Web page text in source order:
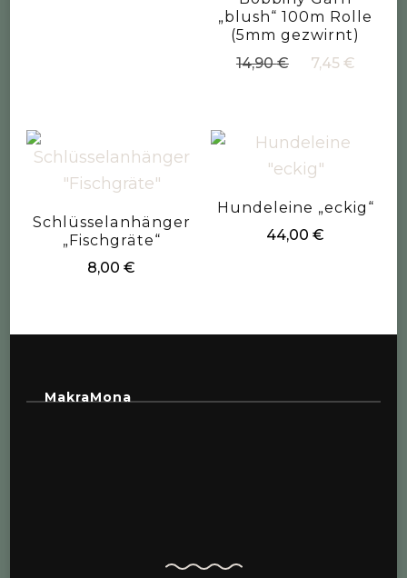
„blush“ 100m Rolle
(5mm gezwirnt)
14,90€ 7,45 €
Schlüsselanhänger
„Fischgräte“
8,00€
Hundeleine „eckig“
44,00€
MakraMona